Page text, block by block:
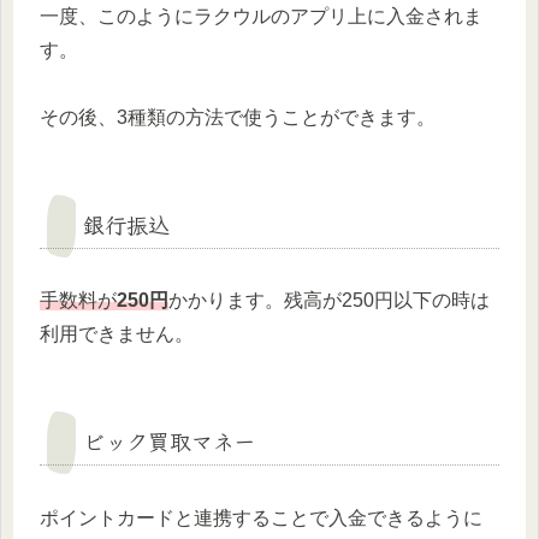
一度、このようにラクウルのアプリ上に入金されま
す。
その後、3種類の方法で使うことができます。
銀行振込
手数料が250円かかります。残高が250円以下の時は
利用できません。
ビック買取マネー
ポイントカードと連携することで入金できるように